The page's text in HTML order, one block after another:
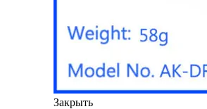
Закрыть